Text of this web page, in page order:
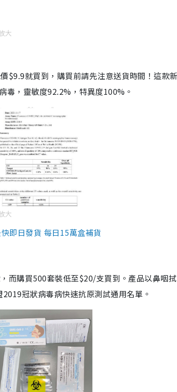
大
$9.9就買到，購買前請先注意送貨時間！這款
，靈敏度92.2%，特異度100%。
大
即日發貨 每日15萬盒補貨
而購買500套裝低至$20/支買到。產品以鼻咽
冠狀病毒病快速抗原測試通用名單。